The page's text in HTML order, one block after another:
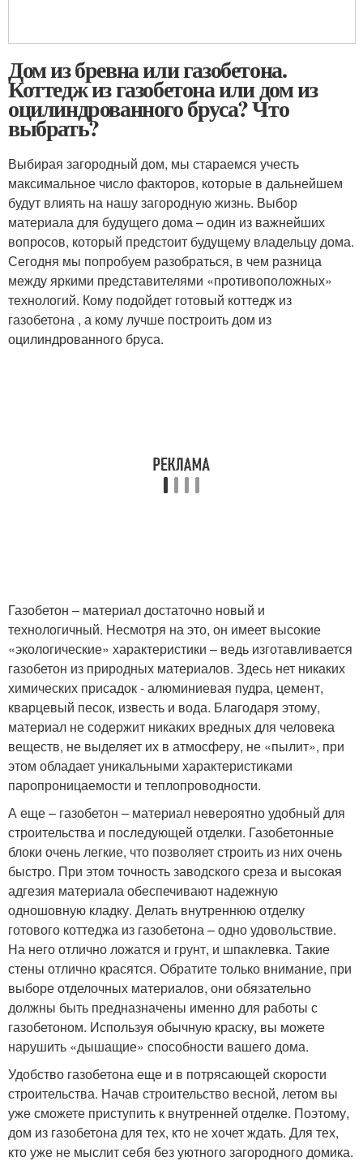
Дом из бревна или газобетона.
Коттедж из газобетона или дом из
оцилиндрованного бруса? Что
выбрать?
Выбирая загородный дом, мы стараемся учесть
максимальное число факторов, которые в дальнейшем
будут влиять на нашу загородную жизнь. Выбор
материала для будущего дома – один из важнейших
вопросов, который предстоит будущему владельцу дома.
Сегодня мы попробуем разобраться, в чем разница
между яркими представителями «противоположных»
технологий. Кому подойдет готовый коттедж из
газобетона , а кому лучше построить дом из
оцилиндрованного бруса.
Газобетон – материал достаточно новый и
технологичный. Несмотря на это, он имеет высокие
«экологические» характеристики – ведь изготавливается
газобетон из природных материалов. Здесь нет никаких
химических присадок - алюминиевая пудра, цемент,
кварцевый песок, известь и вода. Благодаря этому,
материал не содержит никаких вредных для человека
веществ, не выделяет их в атмосферу, не «пылит», при
этом обладает уникальными характеристиками
паропроницаемости и теплопроводности.
А еще – газобетон – материал невероятно удобный для
строительства и последующей отделки. Газобетонные
блоки очень легкие, что позволяет строить из них очень
быстро. При этом точность заводского среза и высокая
адгезия материала обеспечивают надежную
одношовную кладку. Делать внутреннюю отделку
готового коттеджа из газобетона – одно удовольствие.
На него отлично ложатся и грунт, и шпаклевка. Такие
стены отлично красятся. Обратите только внимание, при
выборе отделочных материалов, они обязательно
должны быть предназначены именно для работы с
газобетоном. Используя обычную краску, вы можете
нарушить «дышащие» способности вашего дома.
Удобство газобетона еще и в потрясающей скорости
строительства. Начав строительство весной, летом вы
уже сможете приступить к внутренней отделке. Поэтому,
дом из газобетона для тех, кто не хочет ждать. Для тех,
кто уже не мыслит себя без уютного загородного домика.